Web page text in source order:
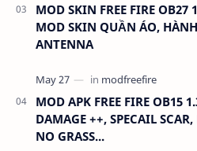
MOD SKIN FREE FIRE OB27
MOD SKIN QUẦN ÁO,
ANTENNA
MOD APK FREE FIRE OB15
DAMAGE ++, SPECAIL
NO GRASS...